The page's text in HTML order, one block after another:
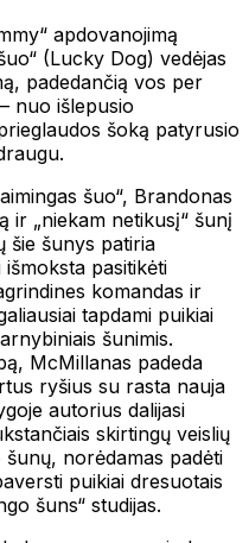
apdovanojimą
(Lucky Dog) vedėjas
padedančią vos per
nuo išlepusio
šoką patyrusio
šuo“, Brandonas
ir „niekam netikusį“ šunį
šie šunys patiria
pasitikėti
komandas ir
tapdami puikiai
šunimis.
McMillanas padeda
ryšius su rasta nauja
autorius dalijasi
skirtingų veislių
norėdamas padėti
puikiai dresuotais
šuns“ studijas.